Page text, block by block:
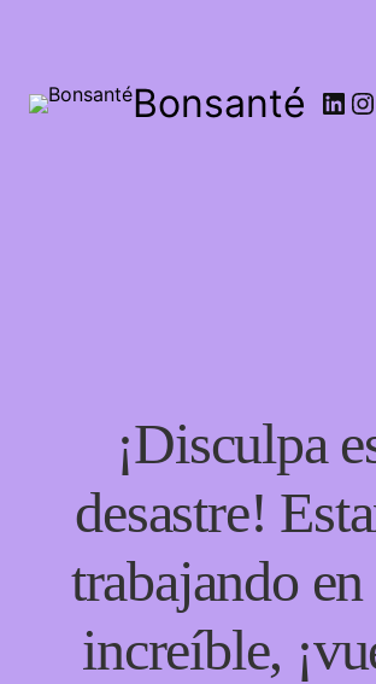
Bonsanté
¡Disculpa
desastre!
trabajando
increíble,